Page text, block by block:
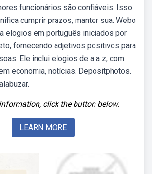
funcionários são confiáveis. Isso
cumprir prazos, manter sua. Webo
elogios em português iniciados por
fornecendo adjetivos positivos para
Ele inclui elogios de a a z, com
economia, notícias. Depositphotos.
click the button below.
LEARN MORE